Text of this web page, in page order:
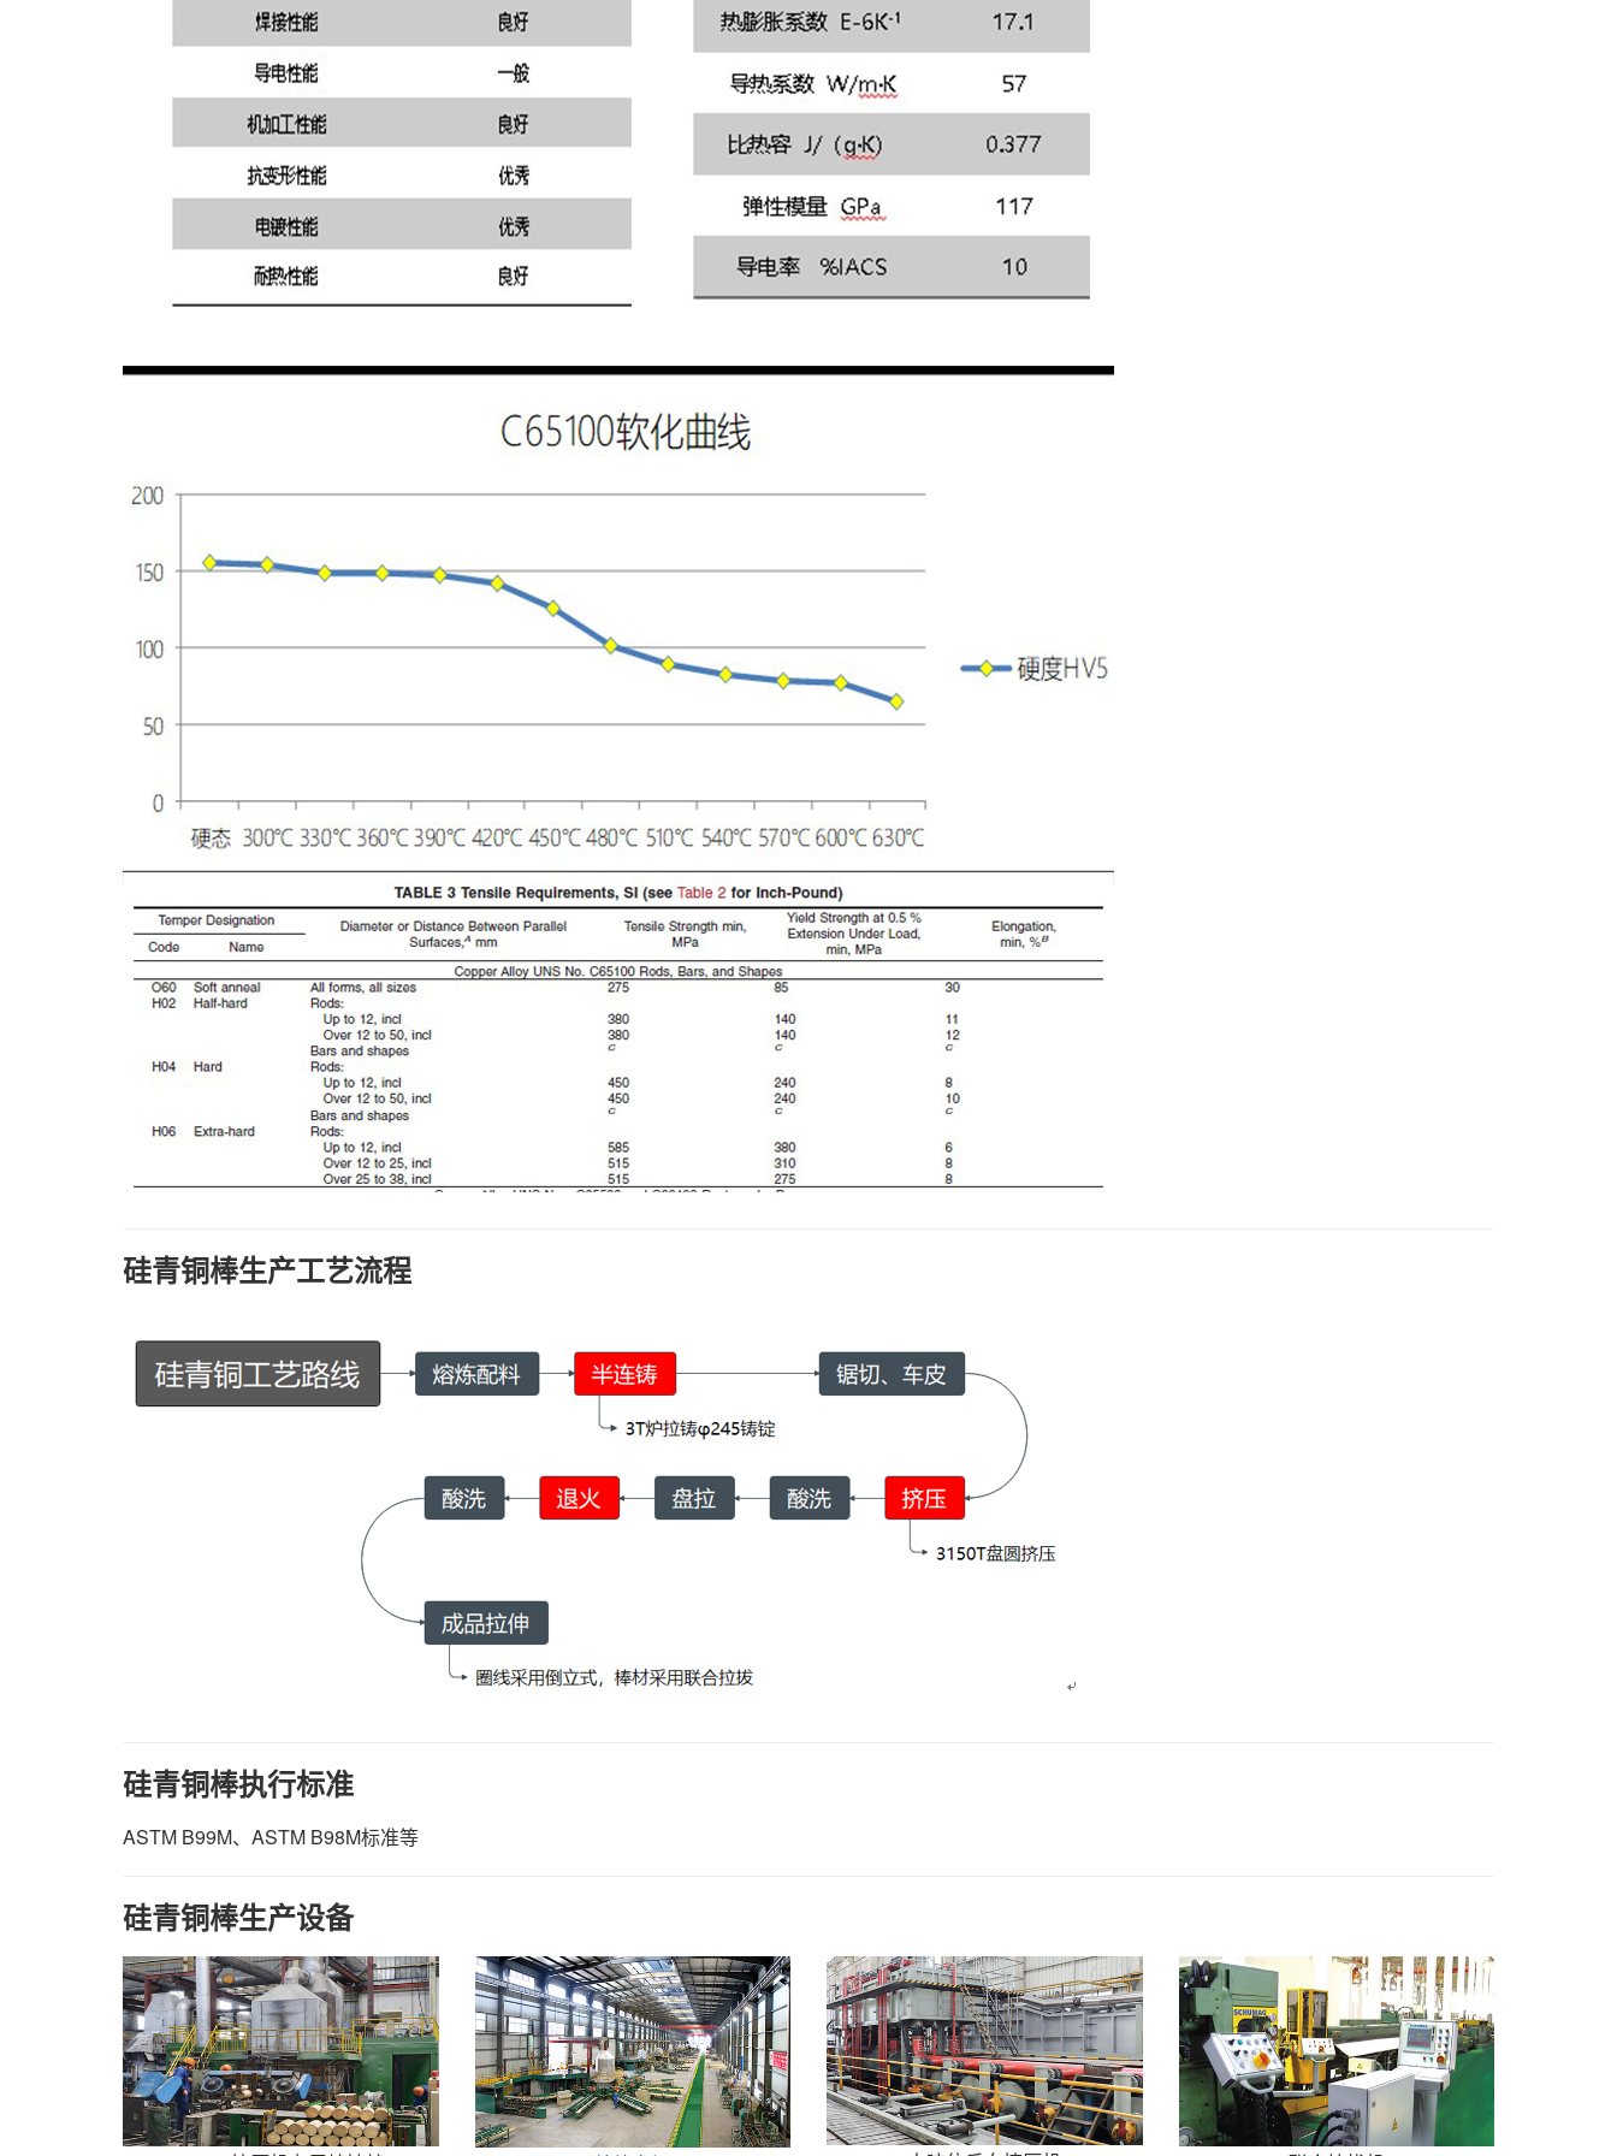
硅青铜棒生产工艺流程
硅青铜棒执行标准
ASTM B99M、ASTM B98M标准等
硅青铜棒生产设备